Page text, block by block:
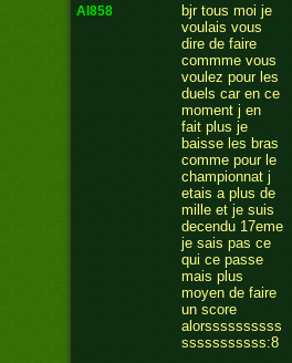
al858
bjr tous moi je
voulais vous
dire de faire
commme vous
voulez pour les
duels car en ce
moment j en
fait plus je
baisse les bras
comme pour le
championnat j
etais a plus de
mille et je suis
decendu 17eme
je sais pas ce
qui ce passe
mais plus
moyen de faire
un score
alorssssssssss
sssssssssss:8